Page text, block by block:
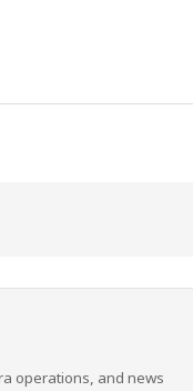
operations, and news